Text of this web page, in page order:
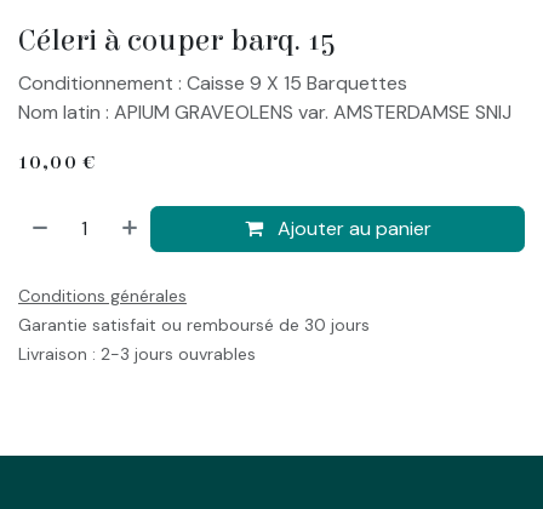
Céleri à couper barq. 15
Conditionnement : Caisse 9 X 15 Barquettes
Nom latin : APIUM GRAVEOLENS var. AMSTERDAMSE SNIJ
10,00 €
Ajouter au panier
Conditions générales
Garantie satisfait ou remboursé de 30 jours
Livraison : 2-3 jours ouvrables